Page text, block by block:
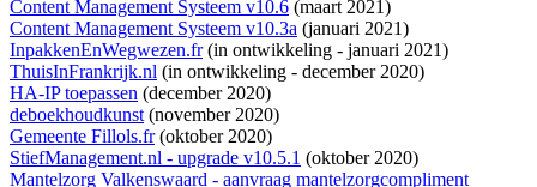
Content Management Systeem v10.6 (maart 2021)
Content Management Systeem v10.3a (januari 2021)
InpakkenEnWegwezen.fr(in ontwikkeling - januari 2021)
ThuisInFrankrijk.nl (in ontwikkeling - december 2020)
HA-IP toepassen (december 2020)
deboekhoudkunst(november 2020)
Gemeente Fillols.fr(oktober 2020)
StiefManagement.nl - upgrade v10.5.1 (oktober 2020)
Mantelzorg Valkenswaard - aanvraag mantelzorgcompliment